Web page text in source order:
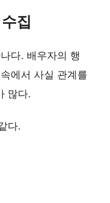
집
다. 배우자의 행
에서 사실 관계를
많다.
다.